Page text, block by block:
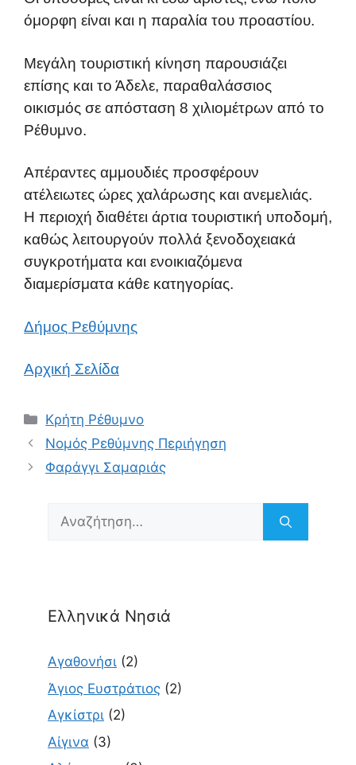
όμορφη είναι και η παραλία του προαστίου.
Μεγάλη τουριστική κίνηση παρουσιάζει
επίσης και το Άδελε, παραθαλάσσιος
οικισμός σε απόσταση 8 χιλιομέτρων από το
Ρέθυμνο.
Απέραντες αμμουδιές προσφέρουν
ατέλειωτες ώρες χαλάρωσης και ανεμελιάς.
Η περιοχή διαθέτει άρτια τουριστική υποδομή,
καθώς λειτουργούν πολλά ξενοδοχειακά
συγκροτήματα και ενοικιαζόμενα
διαμερίσματα κάθε κατηγορίας.
Δήμος Ρεθύμνης
Αρχική Σελίδα
Κατηγορίες
Κρήτη Ρέθυμνο
Νομός Ρεθύμνης Περιήγηση
Φαράγγι Σαμαριάς
Αναζήτηση
Ελληνικά Νησιά
Αγαθονήσι (2)
Άγιος Ευστράτιος (2)
Αγκίστρι (2)
Αίγινα (3)